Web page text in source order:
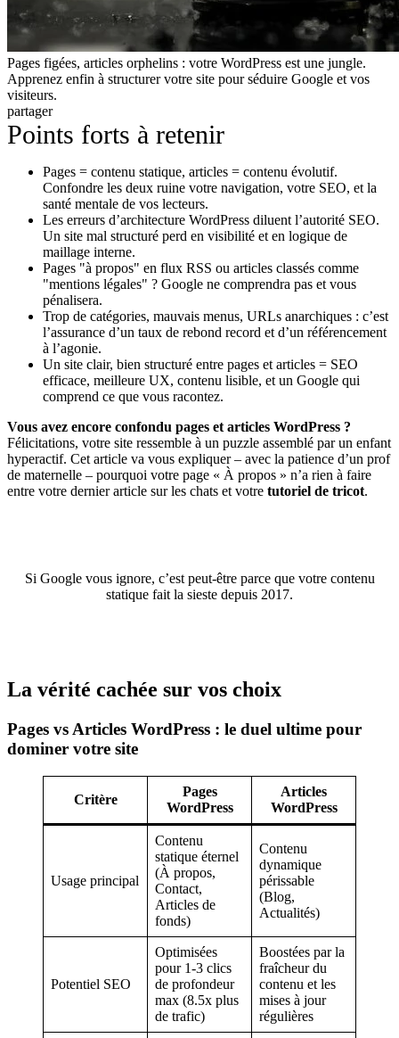
Pages figées, articles orphelins : votre WordPress est une jungle.
Apprenez enfin à structurer votre site pour séduire Google et vos
visiteurs.
partager
Points forts à retenir
Pages = contenu statique, articles = contenu évolutif.
Confondre les deux ruine votre navigation, votre SEO, et la
santé mentale de vos lecteurs.
Les erreurs d’architecture WordPress diluent l’autorité SEO.
Un site mal structuré perd en visibilité et en logique de
maillage interne.
Pages "à propos" en flux RSS ou articles classés comme
"mentions légales" ? Google ne comprendra pas et vous
pénalisera.
Trop de catégories, mauvais menus, URLs anarchiques : c’est
l’assurance d’un taux de rebond record et d’un référencement
à l’agonie.
Un site clair, bien structuré entre pages et articles = SEO
efficace, meilleure UX, contenu lisible, et un Google qui
comprend ce que vous racontez.
Vous avez encore confondu pages et articles WordPress ?
Félicitations, votre site ressemble à un puzzle assemblé par un enfant
hyperactif. Cet article va vous expliquer – avec la patience d’un prof
de maternelle – pourquoi votre page « À propos » n’a rien à faire
entre votre dernier article sur les chats et votre tutoriel de tricot.
Si Google vous ignore, c’est peut-être parce que votre contenu
statique fait la sieste depuis 2017.
La vérité cachée sur vos choix
Pages vs Articles WordPress : le duel ultime pour
dominer votre site
Critère
Pages
WordPress
Articles
WordPress
Usage principal
Contenu
statique éternel
(À propos,
Contact,
Articles de
fonds)
Contenu
dynamique
périssable
(Blog,
Actualités)
Potentiel SEO
Optimisées
pour 1-3 clics
de profondeur
max (8.5x plus
de trafic)
Boostées par la
fraîcheur du
contenu et les
mises à jour
régulières